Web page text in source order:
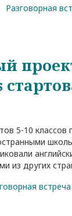
Разговорная
5-10 классов
из других
встреча